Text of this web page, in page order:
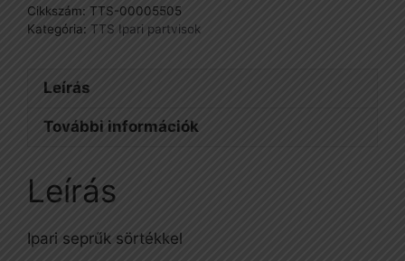
Cikkszám: TTS-00005505
Kategória: TTS Ipari partvisok
Leírás
További információk
Leírás
Ipari seprűk sörtékkel